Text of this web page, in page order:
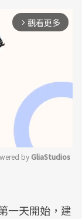
arrow_forward_ios 觀看更多
by GliaStudios
一天開始，建